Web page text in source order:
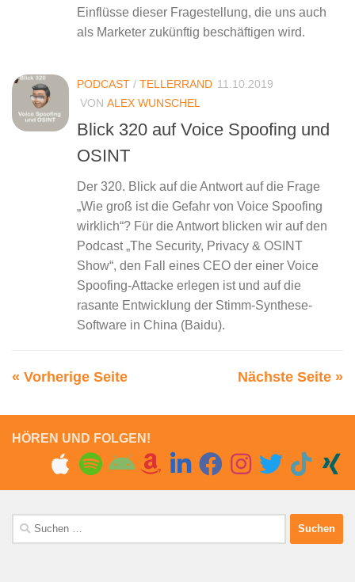
Einflüsse dieser Fragestellung, die uns auch
als Marketer zukünftig beschäftigen wird.
PODCAST / TELLERRAND 11.10.2019
VON ALEX WUNSCHEL
Blick 320 auf Voice Spoofing und
OSINT
Der 320. Blick auf die Antwort auf die Frage
„Wie groß ist die Gefahr von Voice Spoofing
wirklich“? Für die Antwort blicken wir auf den
Podcast „The Security, Privacy & OSINT
Show“, den Fall eines CEO der einer Voice
Spoofing-Attacke erlegen ist und auf die
rasante Entwicklung der Stimm-Synthese-
Software in China (Baidu).
« Vorherige Seite Nächste Seite »
HÖREN UND FOLGEN!
Suchen
nach: